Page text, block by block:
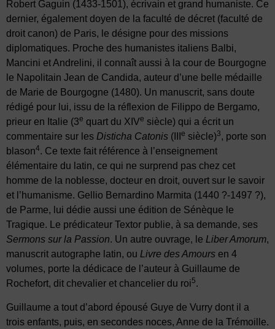
Robert Gaguin (1433-1501), écrivain et grand humaniste. Ce
dernier, également doyen de la faculté de décret (faculté de
droit canon) de Paris, le désigne pour des missions
diplomatiques. Proche des humanistes italiens Balbi,
Mancini et Andrelini, il connaît aussi à la cour de Bourgogne
le Napolitain Jean de Candida, auteur d’une belle médaille
de Marie de Bourgogne (1480). Un manuscrit, sans doute
rédigé pour lui, issu de la réflexion de Filippo de Bergamo,
prieur en Italie (3e quart du XIVe siècle) qui a écrit un
commentaire sur les Disticha Catonis (III e siècle)3, porte son
blason4. Ce texte fait référence à l’enseignement
élémentaire du latin, ce qui ne surprend pas chez cet
homme de la noblesse, docteur en droit, ouvert sur le savoir
et l’humanisme. Gellio Bernardino Marmita (1440 ?-1497 ?),
de Parme, lui dédie aussi une édition de Sénèque le
Tragique. Le prédicateur Textor publie, à sa demande, ses
Sermons sur la Passion. Un autre ouvrage, le Liber Amorum,
manuscrit autographe latin, ou Livre des Amours en 4
volumes, porte la dédicace de l’auteur à Guillaume de
Rochefort, dit chevalier et chancelier du roi5.
Guillaume a tout d’abord épousé Guye de Vurry dont il a
trois enfants, puis, en secondes noces, Anne de la Trémoille.